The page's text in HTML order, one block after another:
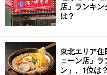
店」ランキン
は？
東北エリア住
ェーン店」ラ
ン」、1位は？